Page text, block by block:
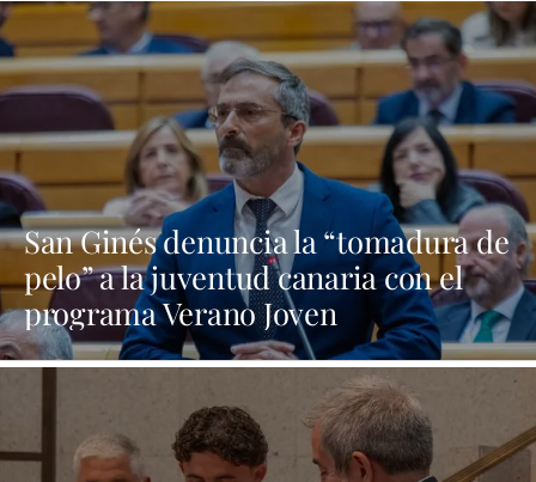
San Ginés denuncia la “tomadura de
pelo” a la juventud canaria con el
programa Verano Joven